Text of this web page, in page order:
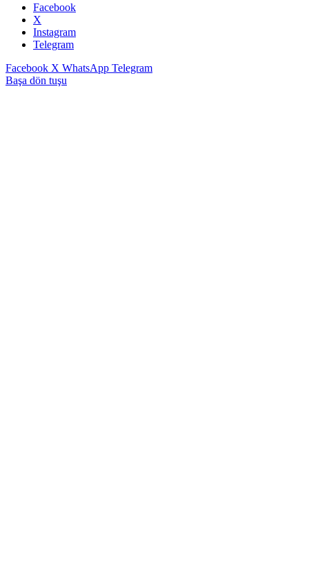
Facebook
X
Instagram
Telegram
Facebook X WhatsApp Telegram
Başa dön tuşu